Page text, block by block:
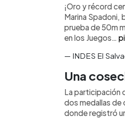
¡Oro y récord
Marina Spadoni,
prueba de 50m
en los Juegos…
— INDES El
Una
La participación
dos medallas de
donde registró